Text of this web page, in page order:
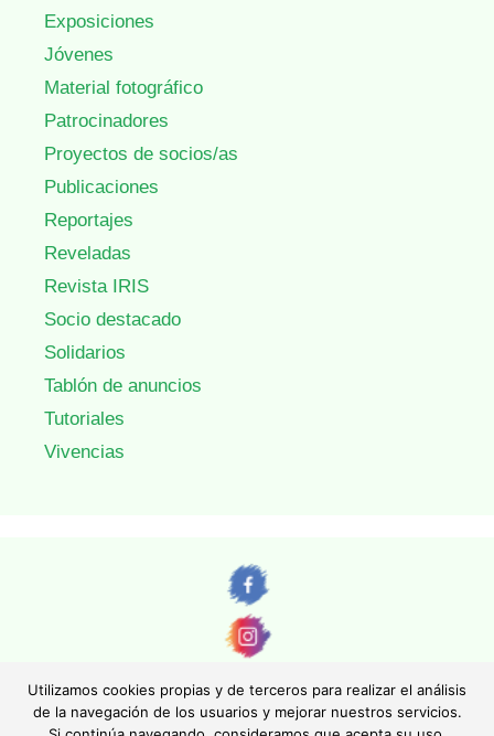
Exposiciones
Jóvenes
Material fotográfico
Patrocinadores
Proyectos de socios/as
Publicaciones
Reportajes
Reveladas
Revista IRIS
Socio destacado
Solidarios
Tablón de anuncios
Tutoriales
Vivencias
Utilizamos cookies propias y de terceros para realizar el análisis
de la navegación de los usuarios y mejorar nuestros servicios.